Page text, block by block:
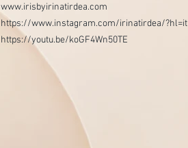
www.irisbyirinatirdea.com
https://www.instagram.com/irinatirdea/?hl=it
https://youtu.be/koGF4Wn50TE